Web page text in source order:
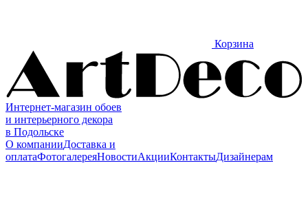
Корзина
Интернет-магазин обоев
и интерьерного декора
в Подольске
О компанииДоставка и
оплатаФотогалереяНовостиАкцииКонтактыДизайнерам